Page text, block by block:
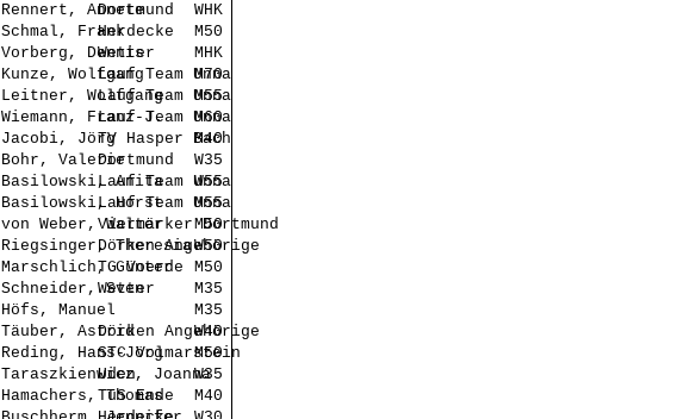
Rennert, Annete
Dortmund
WHK
Schmal, FrankHerdecke
M50
Vorberg, Dennis
Wetter
MHK
Kunze, WolfgangLauf Team Unna
M70
Leitner, WolfgangLauf Team Unna
M55
Wiemann, Franz-J.Lauf Team Unna
M60
Jacobi, JörgTV Hasper Bach
M40
Bohr, ValerieDortmund
W35
Basilowski, AnitaLauf Team Unna
W55
Basilowski, HorstLauf Team Unna
M55
von Weber, WalterViermärker Dortmund
M50
Riegsinger, Theresia
Dörken Angehörige
W50
Marschlich, Günter
TG Voerde
M50
Schneider, Sven
Wetter
M35
Höfs, Manuel
-
M35
Täuber, AstridDörken Angehörige
W40
Reding, Hans-JörgSTC Volmarstein
M50
Taraszkienwicz, Joanna
Uden
W35
Hamachers, Thomas
TuS Ende
M40